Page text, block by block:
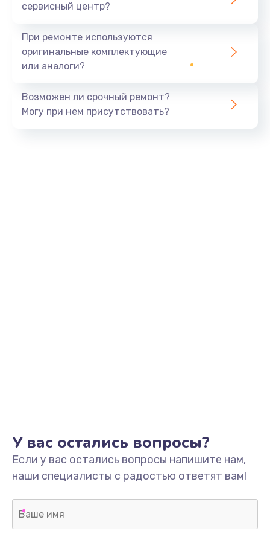
сервисный центр?
При ремонте используются
оригинальные комплектующие
или аналоги?
Возможен ли срочный ремонт?
Могу при нем присутствовать?
У вас остались вопросы?
Если у вас остались вопросы напишите нам,
наши специалисты с радостью ответят вам!